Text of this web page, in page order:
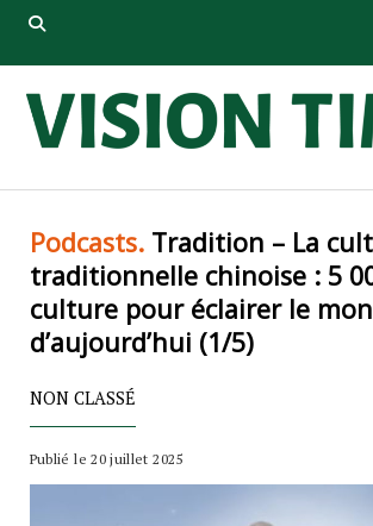
Podcasts.Tradition – La
traditionnelle chinoise : 5
culture pour éclairer le
d’aujourd’hui (1/5)
NON CLASSÉ
Publié le 20 juillet 2025